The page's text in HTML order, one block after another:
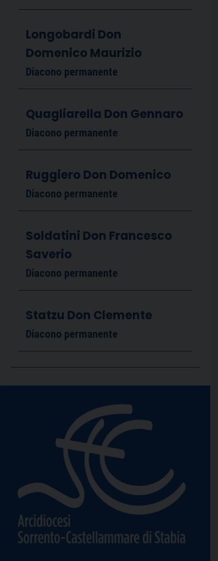
Longobardi Don
Domenico Maurizio
Diacono permanente
Quagliarella Don Gennaro
Diacono permanente
Ruggiero Don Domenico
Diacono permanente
Soldatini Don Francesco
Saverio
Diacono permanente
Statzu Don Clemente
Diacono permanente